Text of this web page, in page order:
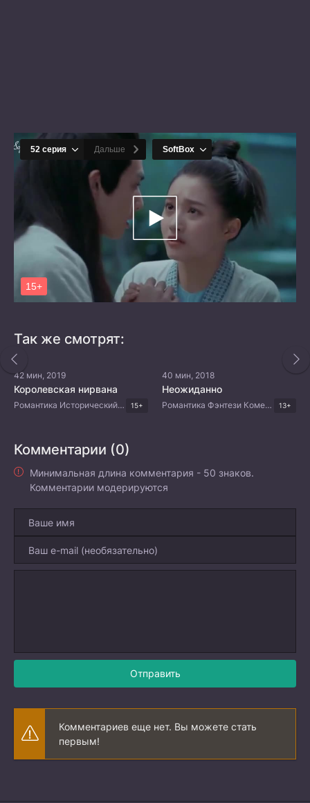
Так же смотрят:
42 мин, 2019
Королевская нирвана
Романтика Исторический Китайские дорамы 15+
40 мин, 2018
Неожиданно
Романтика Фэнтези Комедия Драма Китайские дорамы 13+
Комментарии (0)
Минимальная длина комментария - 50 знаков.
Комментарии модерируются
Отправить
Комментариев еще нет. Вы можете стать
первым!